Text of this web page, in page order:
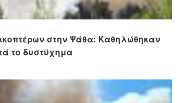
στην Ψάθα: Καθηλώθηκαν
το δυστύχημα